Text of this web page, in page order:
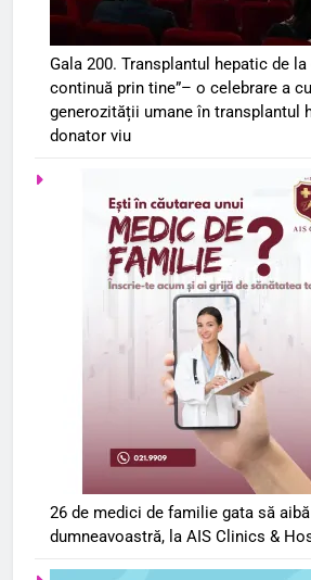
Gala 200. Transplantul hepatic de
continuă prin tine”– o celebrare a
generozității umane în transplantul
donator viu
26 de medici de familie gata să
dumneavoastră, la AIS Clinics &